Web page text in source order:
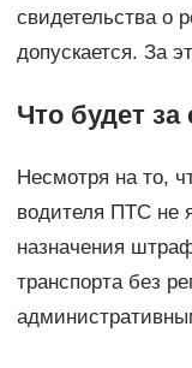
свидетельства о
допускается. За
Что будет
Несмотря на то,
водителя ПТС не
назначения
транспорта без